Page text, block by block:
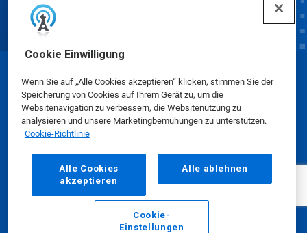
Cookie Einwilligung
Wenn Sie auf „Alle Cookies akzeptieren“ klicken, stimmen Sie der
Speicherung von Cookies auf Ihrem Gerät zu, um die
Websitenavigation zu verbessern, die Websitenutzung zu
analysieren und unsere Marketingbemühungen zu unterstützen.
Cookie-Richtlinie
Alle Cookies
akzeptieren
Alle ablehnen
Cookie-
Einstellungen
© Ecolab Inc. 2025
Sicherheitsdatenblätter|Datenschutzrichtlinie